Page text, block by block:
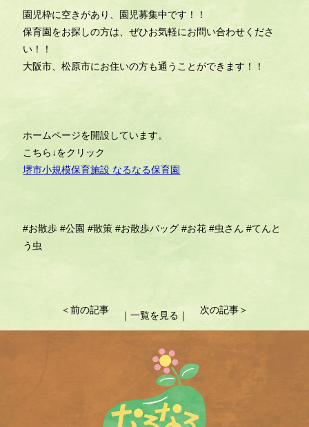
園児枠に空きがあり、園児募集中です！！
保育園をお探しの方は、ぜひお気軽にお問い合わせくださ
い！！
大阪市、松原市にお住いの方も通うことができます！！
ホームページを開設しています。
こちら↓をクリック
堺市小規模保育施設 なるなる保育園
#お散歩 #公園 #散策 #お散歩バッグ #お花 #虫さん #てんと
う虫
稿
＜前の記事 次の記事＞
｜一覧を見る｜